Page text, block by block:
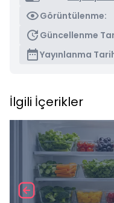
Görüntülenme:
Güncellenme
Yayınlanma
İlgili İçerikler